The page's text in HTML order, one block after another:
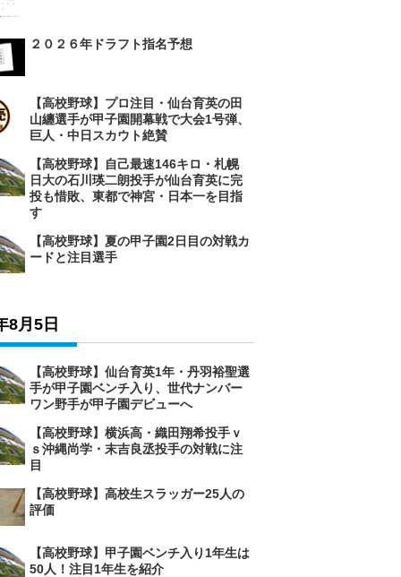
２０２６年ドラフト指名予想
【高校野球】プロ注目・仙台育英の田
山纏選手が甲子園開幕戦で大会1号弾、
巨人・中日スカウト絶賛
【高校野球】自己最速146キロ・札幌
日大の石川瑛二朗投手が仙台育英に完
投も惜敗、東都で神宮・日本一を目指
す
【高校野球】夏の甲子園2日目の対戦カ
ードと注目選手
8月5日
【高校野球】仙台育英1年・丹羽裕聖選
手が甲子園ベンチ入り、世代ナンバー
ワン野手が甲子園デビューへ
【高校野球】横浜高・織田翔希投手ｖ
ｓ沖縄尚学・末吉良丞投手の対戦に注
目
【高校野球】高校生スラッガー25人の
評価
【高校野球】甲子園ベンチ入り1年生は
50人！注目1年生を紹介